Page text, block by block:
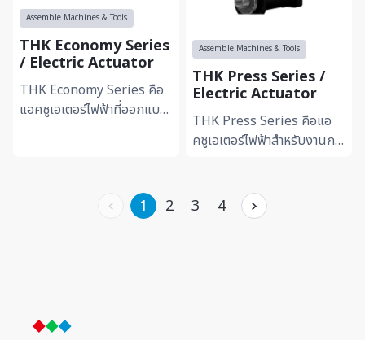
Assemble Machines & Tools
THK Economy Series
/ Electric Actuator
THK Economy Series คือ
แอคชูเอเตอร์ไฟฟ้าที่ออกแบบ
Assemble Machines & Tools
THK Press Series /
Electric Actuator
THK Press Series คือแอ
คชูเอเตอร์ไฟฟ้าสำหรับงานกด
การควบคุมแรงและตำแหน่งไ...
1 2 3 4